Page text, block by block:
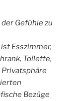
Gefühle zu
Esszimmer,
Toilette,
Privatsphäre
Bezüge